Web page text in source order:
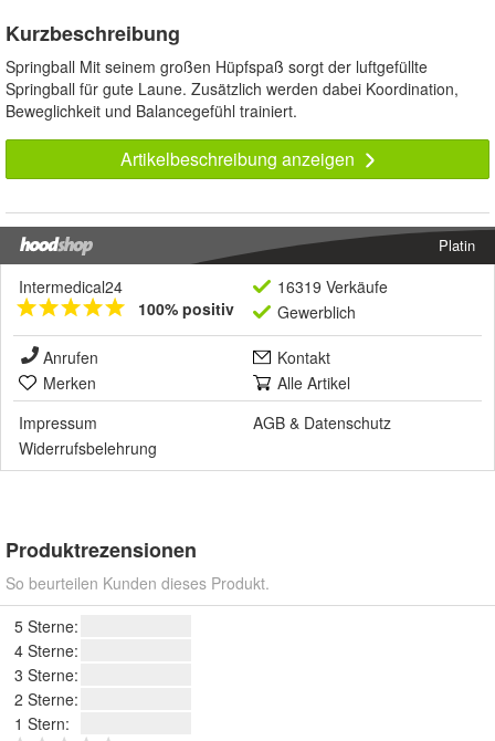
Kurzbeschreibung
Springball Mit seinem großen Hüpfspaß sorgt der luftgefüllte
Springball für gute Laune. Zusätzlich werden dabei Koordination,
Beweglichkeit und Balancegefühl trainiert.
Artikelbeschreibung anzeigen
Platin
Intermedical24
100% positiv
16319 Verkäufe
Gewerblich
Anrufen
Kontakt
Merken
Alle Artikel
Impressum
AGB & Datenschutz
Widerrufsbelehrung
Produktrezensionen
So beurteilen Kunden dieses Produkt.
5 Sterne:
4 Sterne:
3 Sterne:
2 Sterne:
1 Stern: